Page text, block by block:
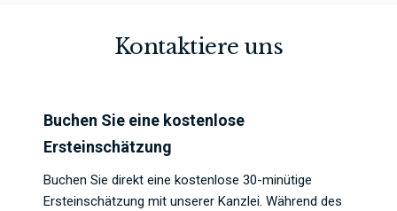
Kontaktiere uns
Buchen Sie eine kostenlose
Ersteinschätzung
Buchen Sie direkt eine kostenlose 30-minütige
Ersteinschätzung mit unserer Kanzlei. Während des